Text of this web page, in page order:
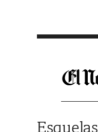
Esquelas